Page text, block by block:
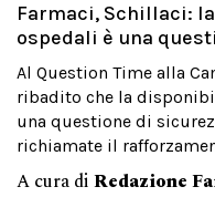
Farmaci, Schillaci:
ospedali è una
Al Question Time alla
ribadito che la
una questione di
richiamate il
A cura di Redazione